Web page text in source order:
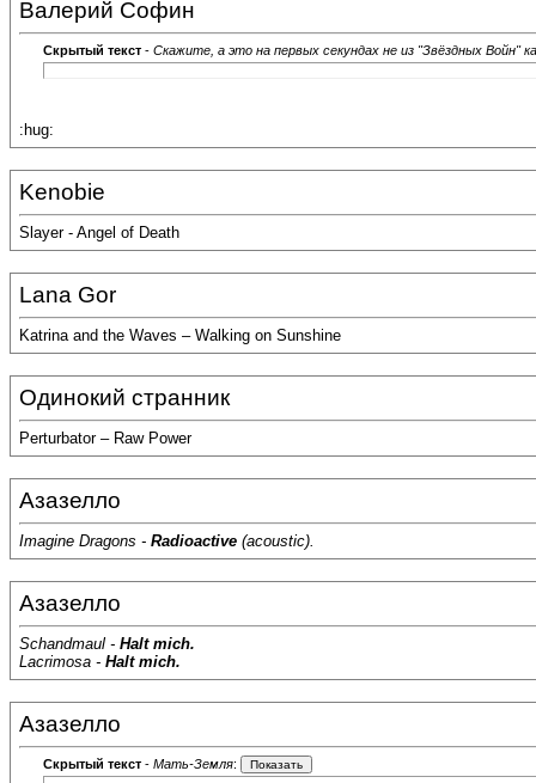
Валерий Софин
Скрытый текст - Скажите, а это на первых секундах не из "Звёздных Войн"
:hug:
Kenobie
Slayer - Angel of Death
Lana Gor
Katrina and the Waves – Walking on Sunshine
Одинокий странник
Perturbator – Raw Power
Азазелло
Imagine Dragons - Radioactive (acoustic).
Азазелло
Schandmaul - Halt mich.
Lacrimosa - Halt mich.
Азазелло
Скрытый текст - Мать-Земля: